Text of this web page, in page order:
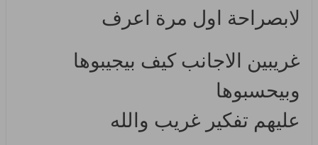
لابصراحة اول مرة اعرف
غريبين الاجانب كيف بيجيبوها
وبيحسبوها
عليهم تفكير غريب والله